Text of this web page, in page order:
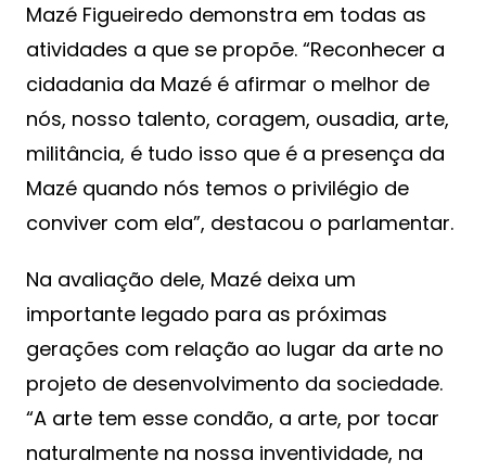
Mazé Figueiredo demonstra em todas as
atividades a que se propõe. “Reconhecer a
cidadania da Mazé é afirmar o melhor de
nós, nosso talento, coragem, ousadia, arte,
militância, é tudo isso que é a presença da
Mazé quando nós temos o privilégio de
conviver com ela”, destacou o parlamentar.
Na avaliação dele, Mazé deixa um
importante legado para as próximas
gerações com relação ao lugar da arte no
projeto de desenvolvimento da sociedade.
“A arte tem esse condão, a arte, por tocar
naturalmente na nossa inventividade, na